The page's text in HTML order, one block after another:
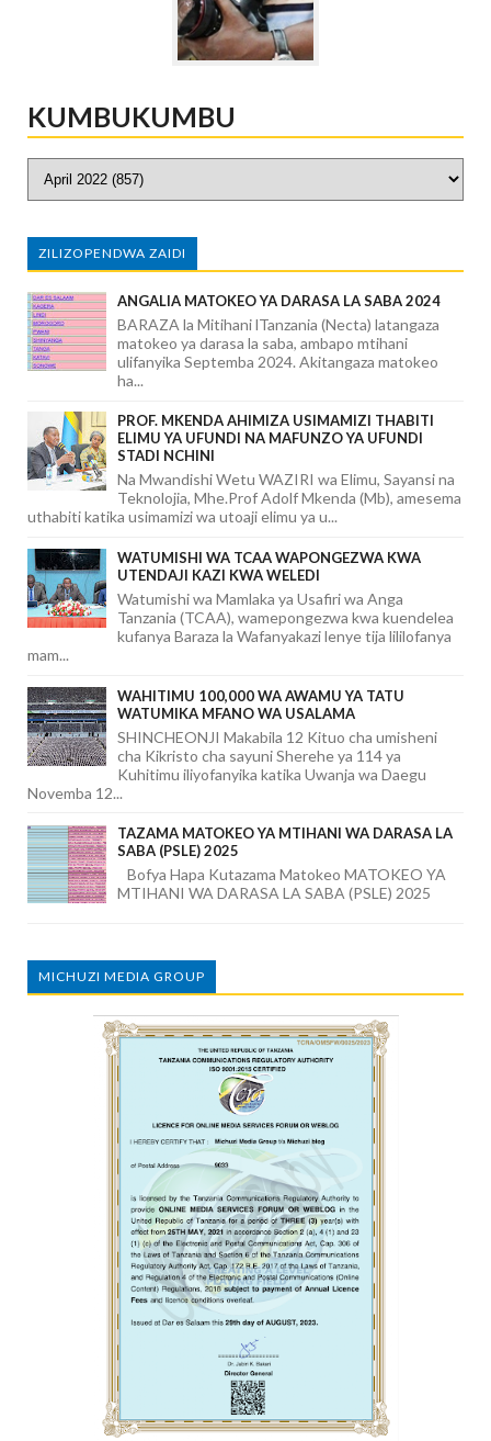
KUMBUKUMBU
ZILIZOPENDWA ZAIDI
ANGALIA MATOKEO YA DARASA LA SABA 2024
BARAZA la Mitihani lTanzania (Necta) latangaza
matokeo ya darasa la saba, ambapo mtihani
ulifanyika Septemba 2024. Akitangaza matokeo
ha...
PROF. MKENDA AHIMIZA USIMAMIZI THABITI
ELIMU YA UFUNDI NA MAFUNZO YA UFUNDI
STADI NCHINI
Na Mwandishi Wetu WAZIRI wa Elimu, Sayansi na
Teknolojia, Mhe.Prof Adolf Mkenda (Mb), amesema
uthabiti katika usimamizi wa utoaji elimu ya u...
WATUMISHI WA TCAA WAPONGEZWA KWA
UTENDAJI KAZI KWA WELEDI
Watumishi wa Mamlaka ya Usafiri wa Anga
Tanzania (TCAA), wamepongezwa kwa kuendelea
kufanya Baraza la Wafanyakazi lenye tija lililofanya
mam...
WAHITIMU 100,000 WA AWAMU YA TATU
WATUMIKA MFANO WA USALAMA
SHINCHEONJI Makabila 12 Kituo cha umisheni
cha Kikristo cha sayuni Sherehe ya 114 ya
Kuhitimu iliyofanyika katika Uwanja wa Daegu
Novemba 12...
TAZAMA MATOKEO YA MTIHANI WA DARASA LA
SABA (PSLE) 2025
Bofya Hapa Kutazama Matokeo MATOKEO YA
MTIHANI WA DARASA LA SABA (PSLE) 2025
MICHUZI MEDIA GROUP